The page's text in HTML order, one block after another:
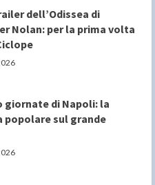
dell’Odissea di
Nolan: per la prima volta
giornate di Napoli: la
popolare sul grande